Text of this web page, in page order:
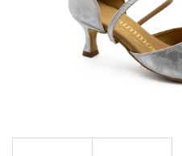
Doporučujeme
TANEČNÍ BOTY S PLNOU ŠPIČKOU